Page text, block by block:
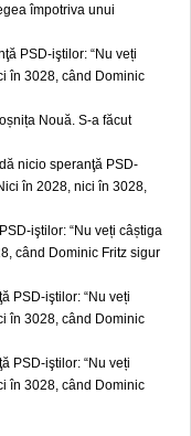
împotriva unui
PSD-iştilor: “Nu veți
în 3028, când Dominic
Nouă. S-a făcut
nicio speranţă PSD-
în 2028, nici în 3028,
iştilor: “Nu veți câștiga
când Dominic Fritz sigur
PSD-iştilor: “Nu veți
în 3028, când Dominic
PSD-iştilor: “Nu veți
în 3028, când Dominic